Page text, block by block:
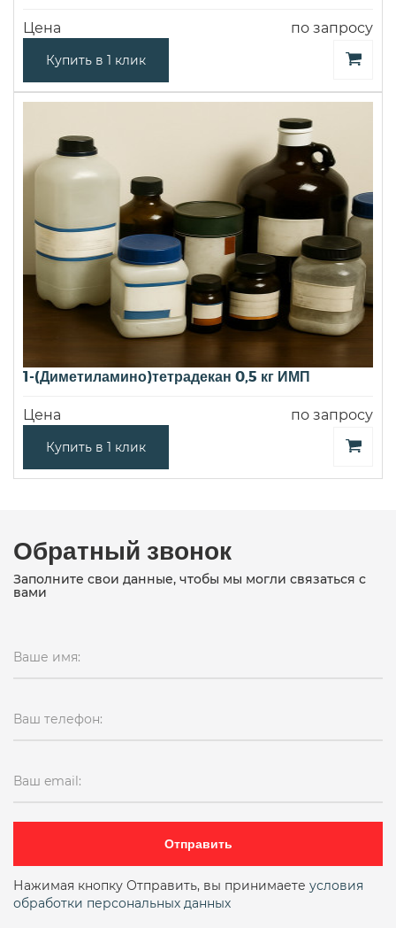
Цена по запросу
Купить в 1 клик
1-(Диметиламино)тетрадекан 0,5 кг ИМП
Цена по запросу
Купить в 1 клик
Обратный звонок
Заполните свои данные, чтобы мы могли связаться с
вами
Ваше имя:
Ваш телефон:
Ваш email:
Отправить
Нажимая кнопку Отправить, вы принимаете условия
обработки персональных данных